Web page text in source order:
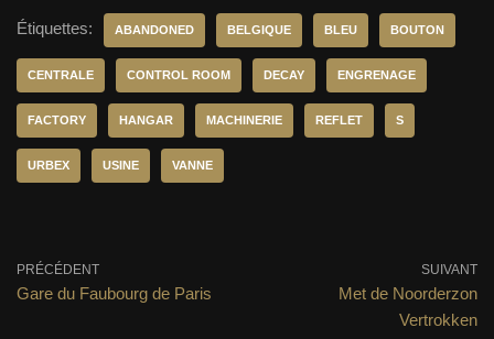
Étiquettes: ABANDONED BELGIQUE BLEU BOUTON
CENTRALE CONTROL ROOM DECAY ENGRENAGE
FACTORY HANGAR MACHINERIE REFLET S
URBEX USINE VANNE
PRÉCÉDENT
Gare du Faubourg de Paris
SUIVANT
Met de Noorderzon
Vertrokken